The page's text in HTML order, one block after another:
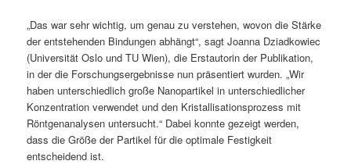
„Das war sehr wichtig, um genau zu verstehen, wovon die Stärke
der entstehenden Bindungen abhängt“, sagt Joanna Dziadkowiec
(Universität Oslo und TU Wien), die Erstautorin der Publikation,
in der die Forschungsergebnisse nun präsentiert wurden. „Wir
haben unterschiedlich große Nanopartikel in unterschiedlicher
Konzentration verwendet und den Kristallisationsprozess mit
Röntgenanalysen untersucht.“ Dabei konnte gezeigt werden,
dass die Größe der Partikel für die optimale Festigkeit
entscheidend ist.